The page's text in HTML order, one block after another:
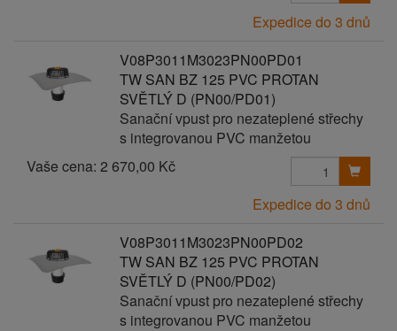
Expedice do 3 dnů
V08P3011M3023PN00PD01
TW SAN BZ 125 PVC PROTAN
SVĚTLÝ D (PN00/PD01)
Sanační vpust pro nezateplené střechy
s integrovanou PVC manžetou
Vaše cena: 2 670,00 Kč
Expedice do 3 dnů
V08P3011M3023PN00PD02
TW SAN BZ 125 PVC PROTAN
SVĚTLÝ D (PN00/PD02)
Sanační vpust pro nezateplené střechy
s integrovanou PVC manžetou